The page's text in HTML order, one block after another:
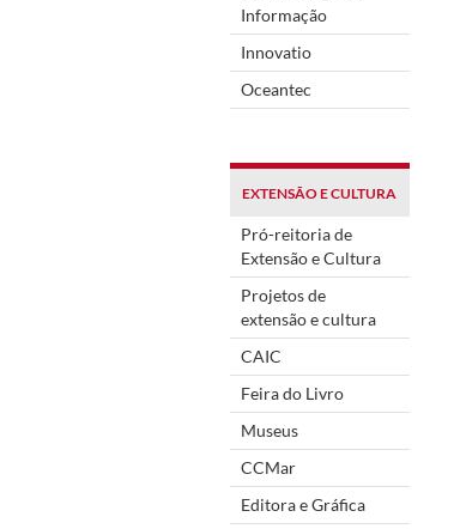
Informação
Innovatio
Oceantec
EXTENSÃO E CULTURA
Pró-reitoria de
Extensão e Cultura
Projetos de
extensão e cultura
CAIC
Feira do Livro
Museus
CCMar
Editora e Gráfica